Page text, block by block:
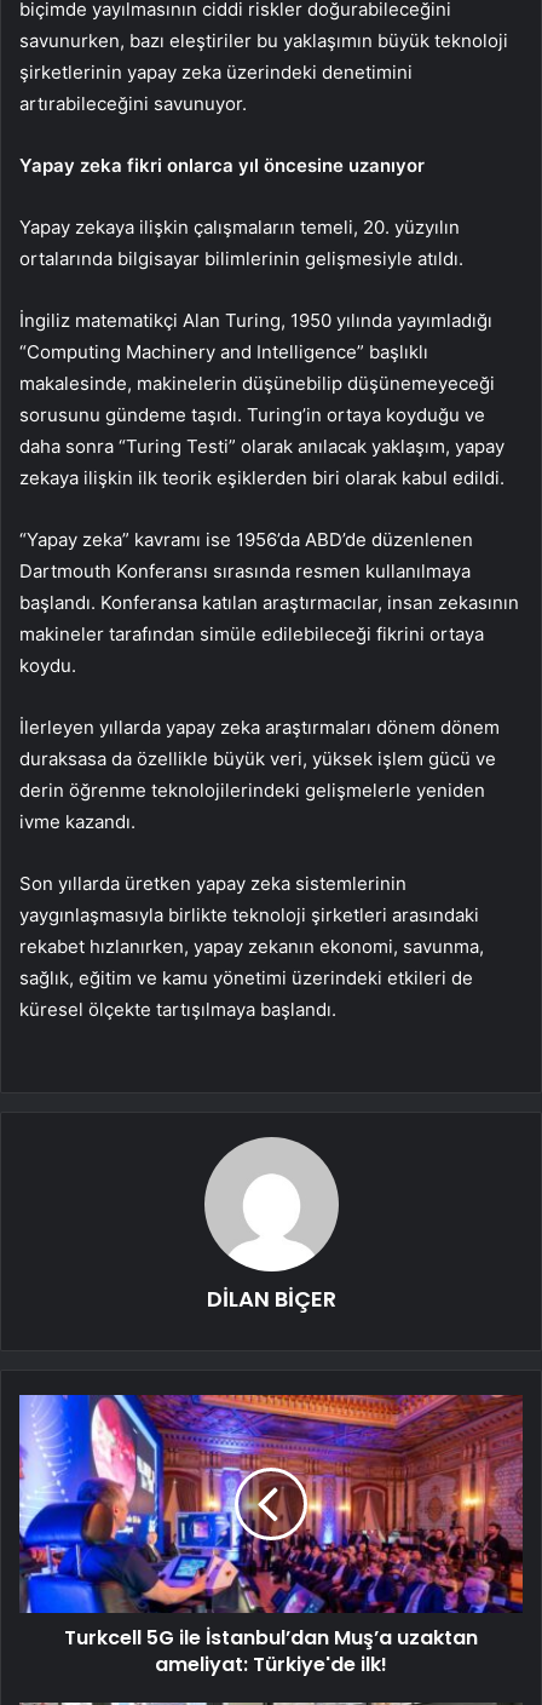
biçimde yayılmasının ciddi riskler doğurabileceğini
savunurken, bazı eleştiriler bu yaklaşımın büyük teknoloji
şirketlerinin yapay zeka üzerindeki denetimini
artırabileceğini savunuyor.
Yapay zeka fikri onlarca yıl öncesine uzanıyor
Yapay zekaya ilişkin çalışmaların temeli, 20. yüzyılın
ortalarında bilgisayar bilimlerinin gelişmesiyle atıldı.
İngiliz matematikçi Alan Turing, 1950 yılında yayımladığı
“Computing Machinery and Intelligence” başlıklı
makalesinde, makinelerin düşünebilip düşünemeyeceği
sorusunu gündeme taşıdı. Turing’in ortaya koyduğu ve
daha sonra “Turing Testi” olarak anılacak yaklaşım, yapay
zekaya ilişkin ilk teorik eşiklerden biri olarak kabul edildi.
“Yapay zeka” kavramı ise 1956’da ABD’de düzenlenen
Dartmouth Konferansı sırasında resmen kullanılmaya
başlandı. Konferansa katılan araştırmacılar, insan zekasının
makineler tarafından simüle edilebileceği fikrini ortaya
koydu.
İlerleyen yıllarda yapay zeka araştırmaları dönem dönem
duraksasa da özellikle büyük veri, yüksek işlem gücü ve
derin öğrenme teknolojilerindeki gelişmelerle yeniden
ivme kazandı.
Son yıllarda üretken yapay zeka sistemlerinin
yaygınlaşmasıyla birlikte teknoloji şirketleri arasındaki
rekabet hızlanırken, yapay zekanın ekonomi, savunma,
sağlık, eğitim ve kamu yönetimi üzerindeki etkileri de
küresel ölçekte tartışılmaya başlandı.
DİLAN BİÇER
Turkcell 5G ile İstanbul’dan Muş’a uzaktan
ameliyat: Türkiye'de ilk!